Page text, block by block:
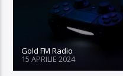
Gold FM Radio
15 APRILIE 2024